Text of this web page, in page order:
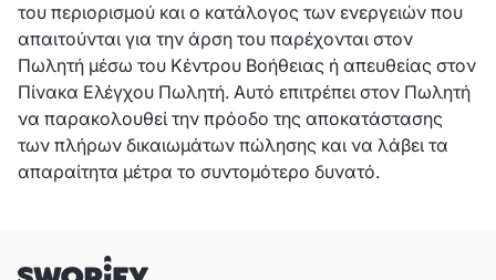
του περιορισμού και ο κατάλογος των ενεργειών που
απαιτούνται για την άρση του παρέχονται στον
Πωλητή μέσω του Κέντρου Βοήθειας ή απευθείας στον
Πίνακα Ελέγχου Πωλητή. Αυτό επιτρέπει στον Πωλητή
να παρακολουθεί την πρόοδο της αποκατάστασης
των πλήρων δικαιωμάτων πώλησης και να λάβει τα
απαραίτητα μέτρα το συντομότερο δυνατό.